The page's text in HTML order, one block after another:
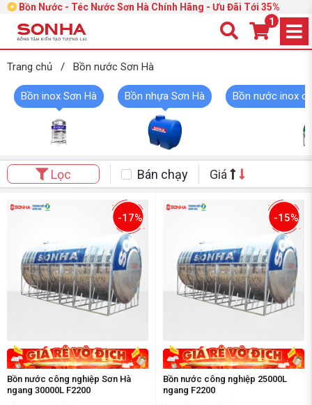
Bồn Nước - Téc Nước Sơn Hà Chính Hãng - Ưu Đãi Tới 35%
1
Trang chủ / Bồn nước Sơn Hà
Bồn inox Sơn Hà Bồn nhựa Sơn Hà Bồn nước inox
Lọc Bán chạy Giá
-17%
Bồn nước công nghiệp Sơn Hà
ngang 30000L F2200
-15%
Bồn nước công nghiệp 25000L
ngang F2200